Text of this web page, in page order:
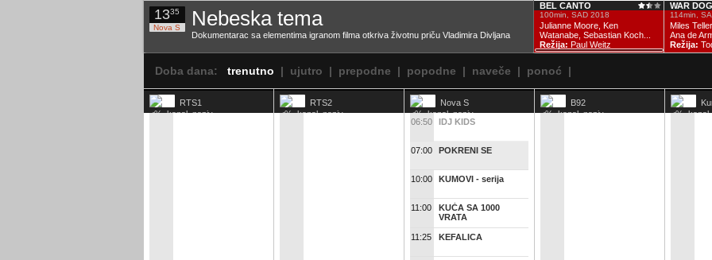
1335
Nova S
Nebeska tema
Dokumentarac sa elementima igranom filma otkriva životnu priču Vladimira Divljana
BEL CANTO
100min, SAD 2018
Julianne Moore, Ken
Watanabe, Sebastian Koch...
Režija: Paul Weitz
WAR
114min,
Miles
Ana de
Režija:
Doba dana: trenutno | ujutro | prepodne | popodne | naveče | ponoć |
RTS1 RTS2
Nova S
06:50
IDJ KIDS
07:00 POKRENI SE
10:00 KUMOVI - serija
11:00
KUĆA SA 1000
VRATA
11:25 KEFALICA
B92